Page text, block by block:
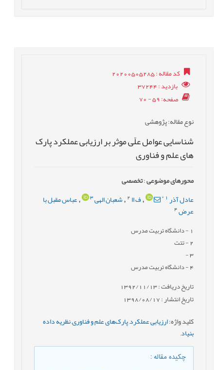
کد مقاله: 20200505285
بازدید: 37244
صفحه: 59 - 70
نوع مقاله: پژوهشی
شناسایی عوامل علّی موثر بر ارزیابی عملکرد پارک
های علم و فناوری
محورهای موضوعی:تخصصی
عادل آذر *
,ف اا2
, شعبان الهی 3
,عباس مقبل با
عرض 4
- دانشگاه تربيت مدرس
2- تتت
3
-
4- دانشگاه تربيت مدرس
تاریخ دریافت : 1392/11/13
تاریخ انتشار : 1398/08/17
کلید واژه:ارزیابی عملکرد,پارک‌های علم و فناوری,نظریه داده
بنیاد,
چکیده مقاله: